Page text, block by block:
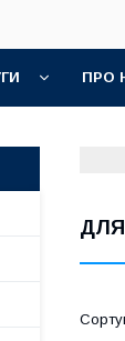
ПРО
ДЛЯ